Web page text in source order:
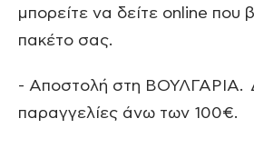
μπορείτε να δείτε οnline που
πακέτο σας.
- Αποστολή στη ΒΟΥΛΓΑΡΙΑ.
παραγγελίες άνω των 100€.